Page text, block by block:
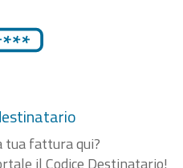
tua fattura qui?
il Codice Destinatario!